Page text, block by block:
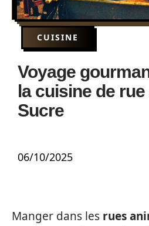
CUISINE
Voyage
la cuisine de rue
Sucre
06/10/2025
Manger dans les rues